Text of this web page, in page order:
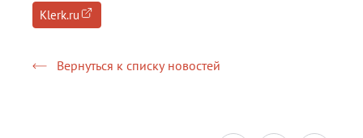
Klerk.ru
Вернуться к списку новостей